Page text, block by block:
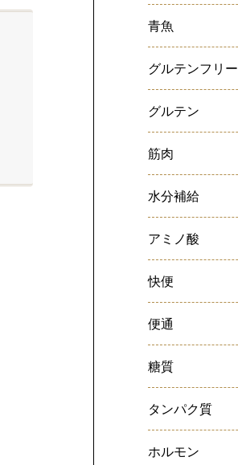
青魚
グルテンフリー
グルテン
筋肉
水分補給
アミノ酸
快便
便通
糖質
タンパク質
ホルモン